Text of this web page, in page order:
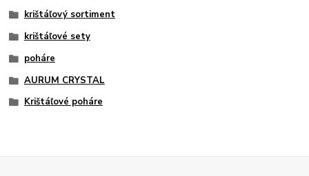
krištáľový sortiment
krištáľové sety
poháre
AURUM CRYSTAL
Krištáľové poháre